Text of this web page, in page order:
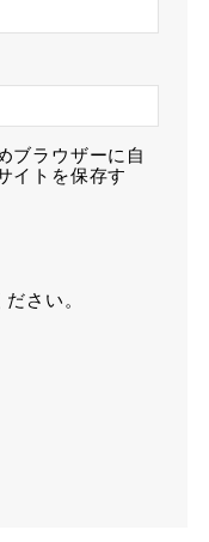
ブラウザーに自
イトを保存す
さい。